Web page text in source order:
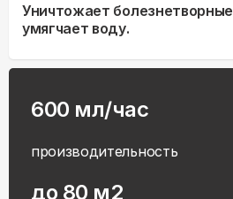
Уничтожает
умягчает воду.
600 мл/час
производительность
до 80 м2